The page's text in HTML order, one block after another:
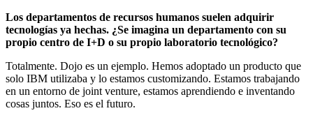
Los departamentos de recursos humanos suelen adquirir
tecnologías ya hechas. ¿Se imagina un departamento con su
propio centro de I+D o su propio laboratorio tecnológico?
Totalmente. Dojo es un ejemplo. Hemos adoptado un producto que
solo IBM utilizaba y lo estamos customizando. Estamos trabajando
en un entorno de joint venture, estamos aprendiendo e inventando
cosas juntos. Eso es el futuro.